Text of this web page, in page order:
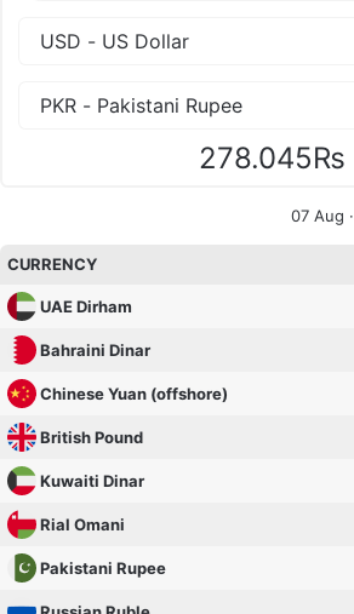
278.045₨
07 Aug ·
CURRENCY
UAE Dirham
Bahraini Dinar
Chinese Yuan (offshore)
British Pound
Kuwaiti Dinar
Rial Omani
Pakistani Rupee